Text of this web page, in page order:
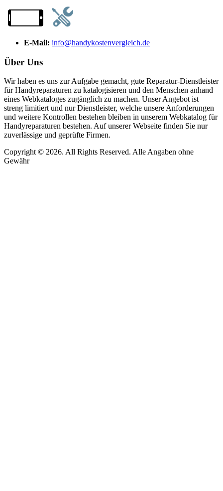
E-Mail: info@handykostenvergleich.de
Über Uns
Wir haben es uns zur Aufgabe gemacht, gute Reparatur-Dienstleister
für Handyreparaturen zu katalogisieren und den Menschen anhand
eines Webkataloges zugänglich zu machen. Unser Angebot ist
streng limitiert und nur Dienstleister, welche unsere Anforderungen
und weitere Kontrollen bestehen bleiben in unserem Webkatalog für
Handyreparaturen bestehen. Auf unserer Webseite finden Sie nur
zuverlässige und geprüfte Firmen.
Copyright © 2026. All Rights Reserved. Alle Angaben ohne
Gewähr